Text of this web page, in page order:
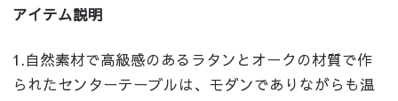
アイテム説明
1.自然素材で高級感のあるラタンとオークの材質で作
られたセンターテーブルは、モダンでありながらも温